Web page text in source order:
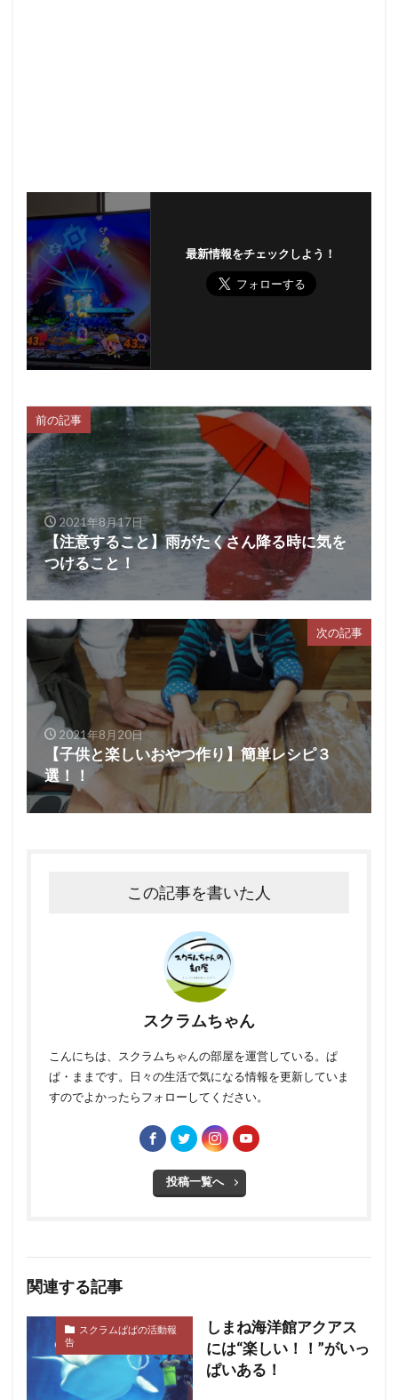
最新情報をチェックしよう！
前の記事
2021年8月17日
【注意すること】雨がたくさん降る時に気を
つけること！
次の記事
2021年8月20日
【子供と楽しいおやつ作り】簡単レシピ３
選！！
この記事を書いた人
スクラムちゃん
こんにちは、スクラムちゃんの部屋を運営している。ぱ
ぱ・ままです。日々の生活で気になる情報を更新していま
すのでよかったらフォローしてください。
投稿一覧へ
関連する記事
スクラムぱぱの活動報
告
しまね海洋館アクアス
には“楽しい！！”がいっ
ぱいある！